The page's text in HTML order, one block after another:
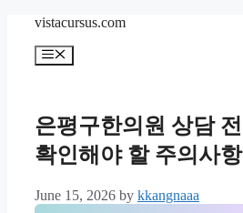
content
vistacursus.com
Menu
은평구한의원 상담 전
확인해야 할 주의사항
June 15, 2026 by kkangnaaa